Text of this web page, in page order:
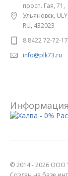
просп. Гая, 71,
Ульяновск, ULY,
RU, 432023
8 8422 72-72-17
info@plk73.ru
Информация
© 2014 - 2026